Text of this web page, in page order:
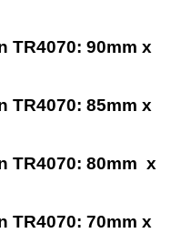
TR4070: 90mm x
TR4070: 85mm x
TR4070: 80mm x
TR4070: 70mm x